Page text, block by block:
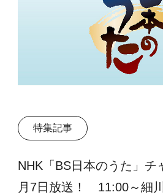
特集記事
NHK「BS日本のうた」チ
月7日放送！ 11:00～細